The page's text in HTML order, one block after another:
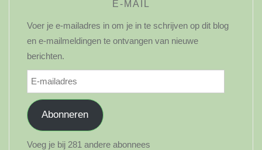
E-MAIL
Voer je e-mailadres in om je in te schrijven op dit blog
en e-mailmeldingen te ontvangen van nieuwe
berichten.
E-
mailadres
Abonneren
Voeg je bij 281 andere abonnees